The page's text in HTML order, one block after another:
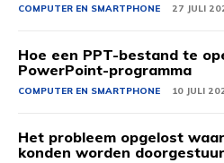
COMPUTER EN SMARTPHONE 27 JULI
Hoe een PPT-bestand te
PowerPoint-programma
COMPUTER EN SMARTPHONE 10 JULI
Het probleem opgelost
konden worden